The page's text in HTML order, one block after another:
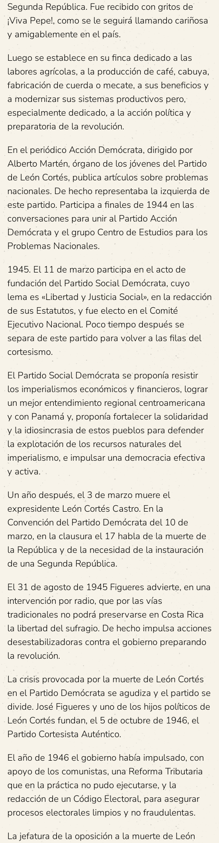
Segunda República. Fue recibido con gritos de
¡Viva Pepe!, como se le seguirá llamando cariñosa
y amigablemente en el país.
Luego se establece en su finca dedicado a las
labores agrícolas, a la producción de café, cabuya,
fabricación de cuerda o mecate, a sus beneficios y
a modernizar sus sistemas productivos pero,
especialmente dedicado, a la acción política y
preparatoria de la revolución.
En el periódico Acción Demócrata, dirigido por
Alberto Martén, órgano de los jóvenes del Partido
de León Cortés, publica artículos sobre problemas
nacionales. De hecho representaba la izquierda de
este partido. Participa a finales de 1944 en las
conversaciones para unir al Partido Acción
Demócrata y el grupo Centro de Estudios para los
Problemas Nacionales.
1945. El 11 de marzo participa en el acto de
fundación del Partido Social Demócrata, cuyo
lema es «Libertad y Justicia Social», en la redacción
de sus Estatutos, y fue electo en el Comité
Ejecutivo Nacional. Poco tiempo después se
separa de este partido para volver a las filas del
cortesismo.
El Partido Social Demócrata se proponía resistir
los imperialismos económicos y financieros, lograr
un mejor entendimiento regional centroamericana
y con Panamá y, proponía fortalecer la solidaridad
y la idiosincrasia de estos pueblos para defender
la explotación de los recursos naturales del
imperialismo, e impulsar una democracia efectiva
y activa.
Un año después, el 3 de marzo muere el
expresidente León Cortés Castro. En la
Convención del Partido Demócrata del 10 de
marzo, en la clausura el 17 habla de la muerte de
la República y de la necesidad de la instauración
de una Segunda República.
El 31 de agosto de 1945 Figueres advierte, en una
intervención por radio, que por las vías
tradicionales no podrá preservarse en Costa Rica
la libertad del sufragio. De hecho impulsa acciones
desestabilizadoras contra el gobierno preparando
la revolución.
La crisis provocada por la muerte de León Cortés
en el Partido Demócrata se agudiza y el partido se
divide. José Figueres y uno de los hijos políticos de
León Cortés fundan, el 5 de octubre de 1946, el
Partido Cortesista Auténtico.
El año de 1946 el gobierno había impulsado, con
apoyo de los comunistas, una Reforma Tributaria
que en la práctica no pudo ejecutarse, y la
redacción de un Código Electoral, para asegurar
procesos electorales limpios y no fraudulentas.
La jefatura de la oposición a la muerte de León